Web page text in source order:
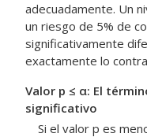
adecuadamente. Un
un riesgo de 5% de
significativamente
exactamente lo
Valor p ≤ α: El
significativo
Si el valor p es